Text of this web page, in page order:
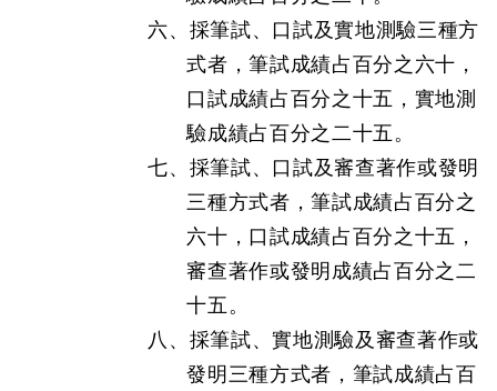
六、採筆試、口試及實地測驗三種方
式者，筆試成績占百分之六十，
口試成績占百分之十五，實地測
驗成績占百分之二十五。
七、採筆試、口試及審查著作或發明
三種方式者，筆試成績占百分之
六十，口試成績占百分之十五，
審查著作或發明成績占百分之二
十五。
八、採筆試、實地測驗及審查著作或
發明三種方式者，筆試成績占百